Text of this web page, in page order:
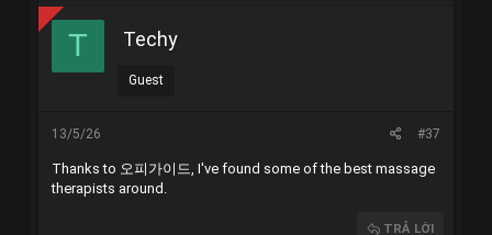
T Techy
Guest
13/5/26 #37
Thanks to 오피가이드, I've found some of the best massage
therapists around.
TRẢ LỜI